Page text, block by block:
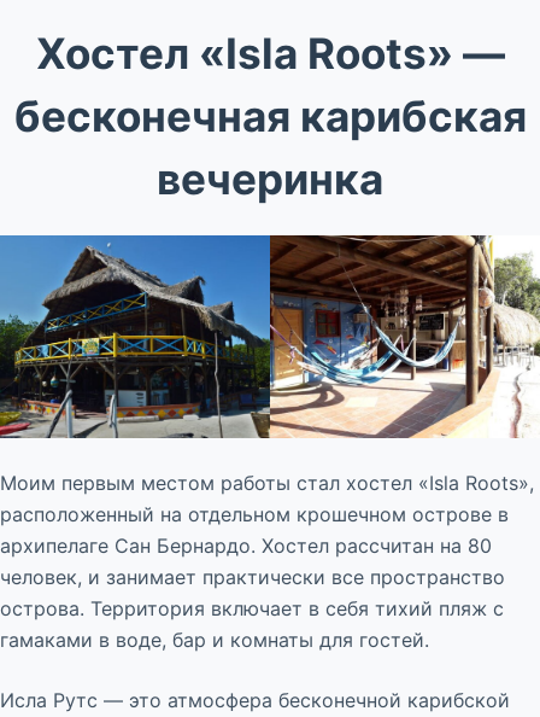
Хостел «Isla Roots» —
бесконечная карибская
вечеринка
Моим первым местом работы стал хостел «Isla Roots»,
расположенный на отдельном крошечном острове в
архипелаге Сан Бернардо. Хостел рассчитан на 80
человек, и занимает практически все пространство
острова. Территория включает в себя тихий пляж с
гамаками в воде, бар и комнаты для гостей.
Исла Рутс — это атмосфера бесконечной карибской